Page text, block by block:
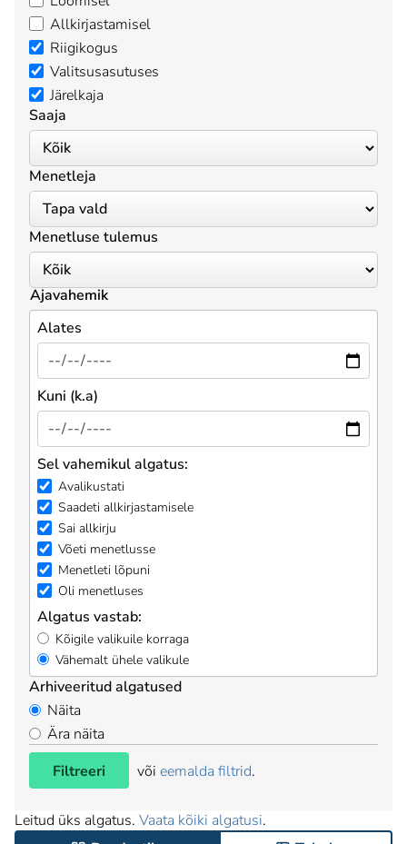
Allkirjastamisel
Riigikogus
Valitsusasutuses
Järelkaja
Saaja
Menetleja
Menetluse tulemus
Ajavahemik
Alates
Kuni (k.a)
Sel vahemikul algatus:
Avalikustati
Saadeti allkirjastamisele
Sai allkirju
Võeti menetlusse
Menetleti lõpuni
Oli menetluses
Algatus vastab:
Kõigile valikuile korraga
Vähemalt ühele valikule
Arhiveeritud algatused
Näita
Ära näita
Filtreeri
või eemalda filtrid.
Leitud üks algatus. Vaata kõiki algatusi.